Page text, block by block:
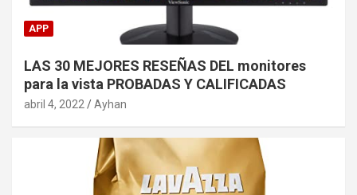
APP
LAS 30 MEJORES RESEÑAS DEL monitores
para la vista PROBADAS Y CALIFICADAS
abril 4, 2022 Ayhan